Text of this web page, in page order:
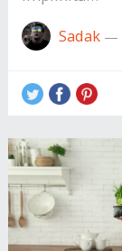
Sadak—